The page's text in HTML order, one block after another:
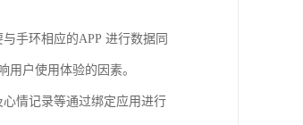
手环相应的APP 进行数据同
户使用体验的因素。
情记录等通过绑定应用进行